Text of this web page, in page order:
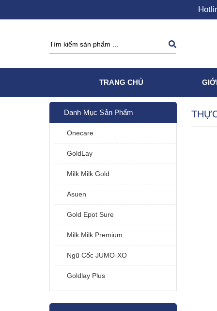
TRANG CHỦ
Danh Mục Sản Phẩm
Onecare
GoldLay
Milk Milk Gold
Asuen
Gold Epot Sure
Milk Milk Premium
Ngũ Cốc JUMO-XO
Goldlay Plus